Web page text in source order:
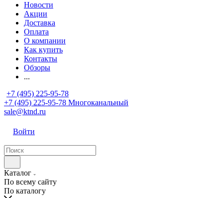
Новости
Акции
Доставка
Оплата
О компании
Как купить
Контакты
Обзоры
...
+7 (495) 225-95-78
+7 (495) 225-95-78 Многоканальный
sale@ktnd.ru
Войти
Каталог
По всему сайту
По каталогу